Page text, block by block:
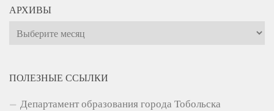
АРХИВЫ
Архивы
ПОЛЕЗНЫЕ ССЫЛКИ
Департамент образования города Тобольска